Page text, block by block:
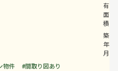
有
面
積
築
年
月
物件
#間取り図あり